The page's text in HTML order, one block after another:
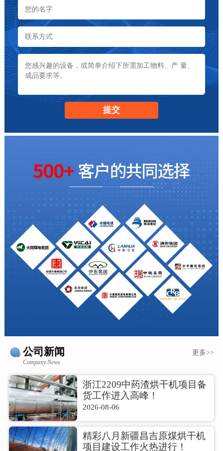
公司新闻 更多>>
Company News
浙江2209中药渣烘干机项目备
货工作进入高峰！
2026-08-06
精彩八月新疆昌吉原煤烘干机
项目建设工作火热进行！